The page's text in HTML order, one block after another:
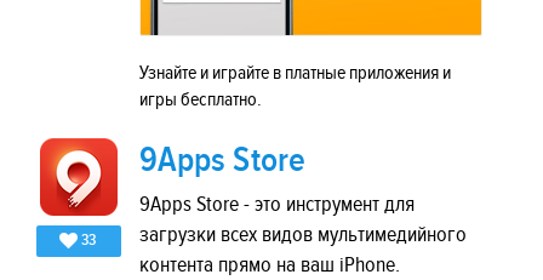
Узнайте и играйте в платные приложения и
игры бесплатно.
33
9Apps Store
9Apps Store - это инструмент для
загрузки всех видов мультимедийного
контента прямо на ваш iPhone.